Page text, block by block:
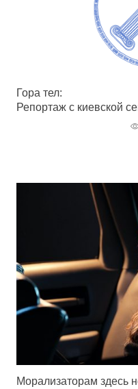
Гора тел:
Репортаж с киевской
Морализаторам здесь